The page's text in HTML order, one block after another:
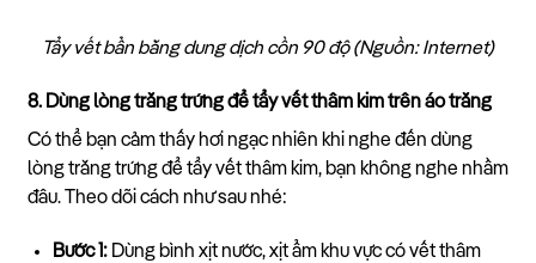
Tẩy vết bẩn bằng dung dịch cồn 90 độ (Nguồn: Internet)
8. Dùng lòng trắng trứng để tẩy vết thâm kim trên áo trắng
Có thể bạn cảm thấy hơi ngạc nhiên khi nghe đến dùng
lòng trắng trứng để tẩy vết thâm kim, bạn không nghe nhầm
đâu. Theo dõi cách như sau nhé:
Bước 1: Dùng bình xịt nước, xịt ẩm khu vực có vết thâm